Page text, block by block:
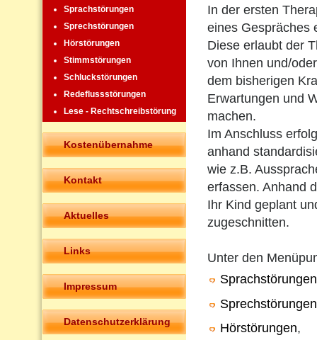
Sprachstörungen
Sprechstörungen
Hörstörungen
Stimmstörungen
Schluckstörungen
Redeflussstörungen
Lese - Rechtschreibstörung
Kostenübernahme
Kontakt
Aktuelles
Links
Impressum
Datenschutzerklärung
In der ersten
eines Gespräches
Diese erlaubt der
von Ihnen und/
dem bisherigen
Erwartungen und
machen.
Im Anschluss
anhand
wie z.B.
erfassen. Anhand
Ihr Kind geplant
zugeschnitten.
Unter den
Sprachstörungen
Sprechstörungen
Hörstörungen,